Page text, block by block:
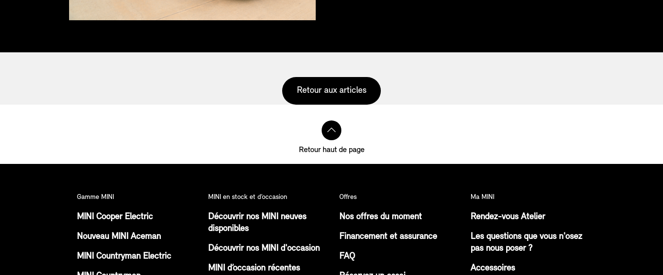
Retour aux articles
Retour haut de page
Gamme MINI
MINI Cooper Electric
Nouveau MINI Aceman
MINI Countryman Electric
MINI en stock et d’occasion
Découvrir nos MINI neuves
disponibles
Découvrir nos MINI d'occasion
MINI d’occasion récentes
Offres
Nos offres du moment
Financement et assurance
FAQ
Ma MINI
Rendez-vous Atelier
Les questions que vous n'osez
pas nous poser ?
Accessoires